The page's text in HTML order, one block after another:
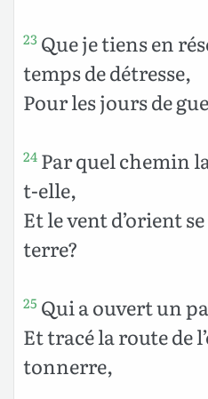
23 Que je tiens en
temps de détresse,
Pour les jours de
24 Par quel chemin
t-elle,
Et le vent d’orient
terre?
25 Qui a ouvert un
Et tracé la route de
tonnerre,